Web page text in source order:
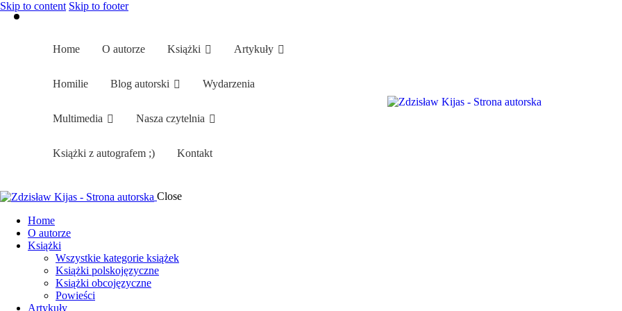
Skip to content Skip to footer
Home O autorze Książki Artykuły
Homilie Blog autorski Wydarzenia
Multimedia Nasza czytelnia
Książki z autografem ;) Kontakt
Blog autorski
Książki z autografem ;) Kontakt
Close
Home
O autorze
Książki
Wszystkie kategorie książek
Książki polskojęzyczne
Książki obcojęzyczne
Powieści
Artykuły